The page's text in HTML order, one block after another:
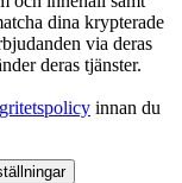
dina krypterade
via deras
deras tjänster.
innan du